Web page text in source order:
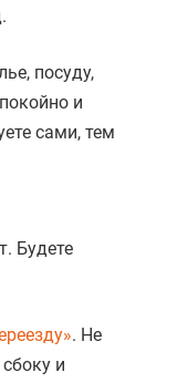
посуду,
и
сами, тем
Будете
. Не
и